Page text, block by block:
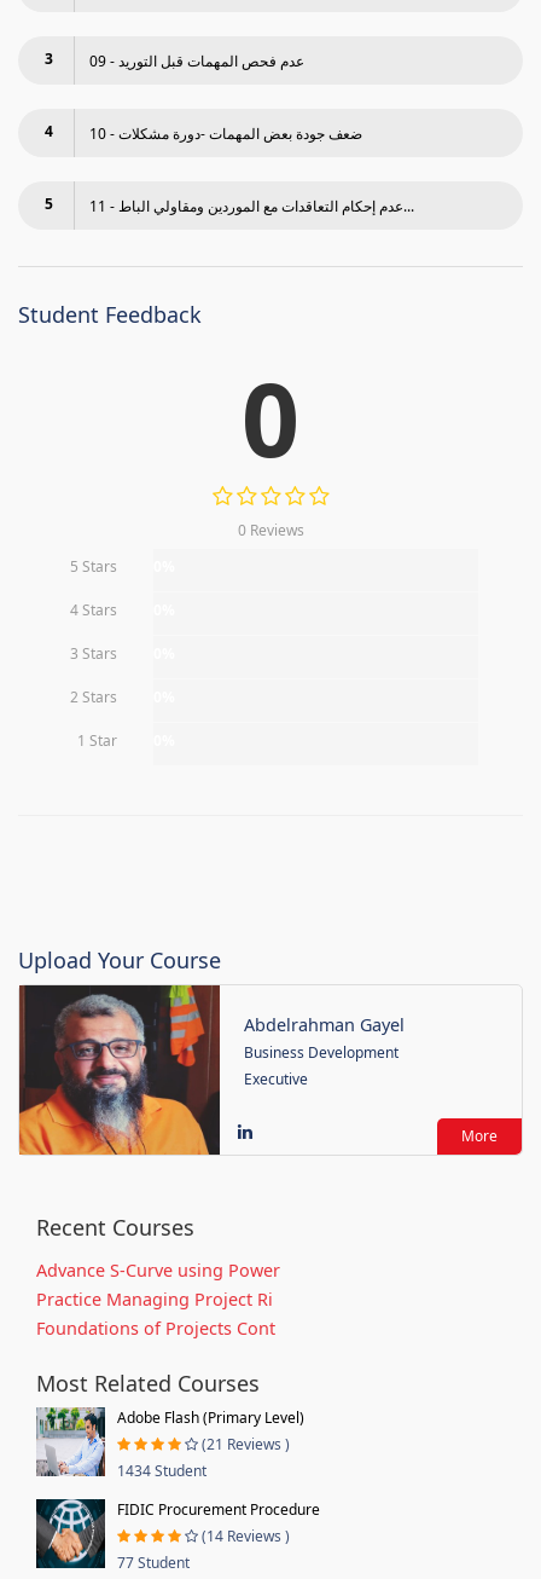
3 09 - عدم فحص المھمات قبل التوريد
4 10 - ضعف جودة بعض المھمات -دورة مشكلات
5 11 - عدم إحكام التعاقدات مع الموردين ومقاولي الباط...
Student Feedback
0
0 Reviews
5 Stars
4 Stars
3 Stars
2 Stars
1 Star
Upload Your Course
Abdelrahman Gayel
Business Development
Executive
More
Recent Courses
Advance S-Curve using Power
Practice Managing Project Ri
Foundations of Projects Cont
Most Related Courses
Adobe Flash (Primary Level)
(21 Reviews )
1434 Student
FIDIC Procurement Procedure
(14 Reviews )
77 Student